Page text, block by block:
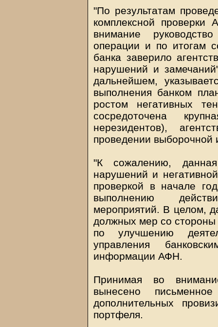
"По результатам
комплексной проверки
внимание
операции и по итогам
банка заверило
нарушений и
дальнейшем,
выполнения банком
ростом негативных
сосредоточена
нерезидентов),
проведении выборочной
"К сожалению,
нарушений и
проверкой в начале
выполнению
мероприятий. В целом,
должных мер со стороны
по улучшению
управления
информации АФН.
Принимая во
вынесено
дополнительных
портфеля.